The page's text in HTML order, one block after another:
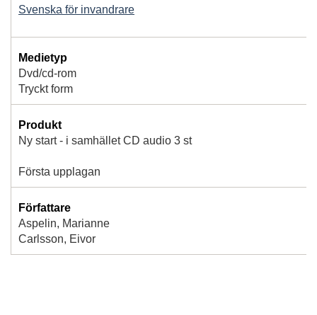
Svenska för invandrare
Medietyp
Dvd/cd-rom
Tryckt form
Produkt
Ny start - i samhället CD audio 3 st
Första upplagan
Författare
Aspelin, Marianne
Carlsson, Eivor